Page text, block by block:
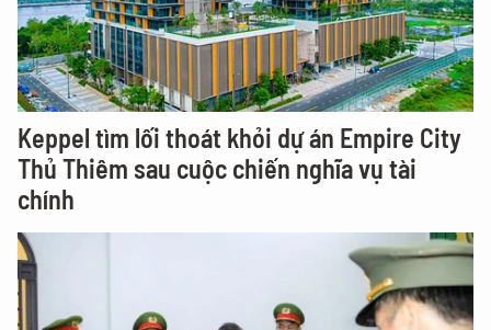
Keppel tìm lối thoát khỏi dự án Empire City
Thủ Thiêm sau cuộc chiến nghĩa vụ tài
chính